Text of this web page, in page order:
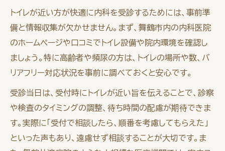
トイレが近い方が快適に内科を受診するためには、事前準
備と情報収集が欠かせません。まず、舞鶴市内の内科医院
のホームページや口コミでトイレ設備や院内環境を確認し
ましょう。特に高齢者や頻尿の方は、トイレの場所や数、バ
リアフリー対応状況を事前に調べておくと安心です。
受診当日は、受付時にトイレが近い旨を伝えることで、診察
や検査のタイミングの調整、待ち時間の配慮が期待できま
す。実際に「受付で相談したら、順番を考慮してもらえた」
といった声もあり、遠慮せず相談することが大切です。ま